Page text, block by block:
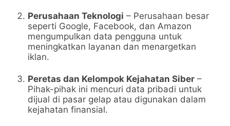
Perusahaan Teknologi – Perusahaan besar
seperti Google, Facebook, dan Amazon
mengumpulkan data pengguna untuk
meningkatkan layanan dan menargetkan
iklan.
Peretas dan Kelompok Kejahatan Siber –
Pihak-pihak ini mencuri data pribadi untuk
dijual di pasar gelap atau digunakan dalam
kejahatan finansial.